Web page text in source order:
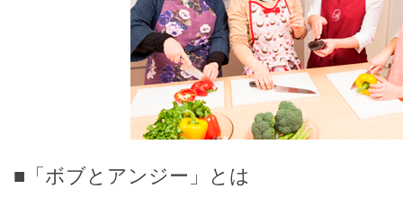
■「ボブとアンジー」とは